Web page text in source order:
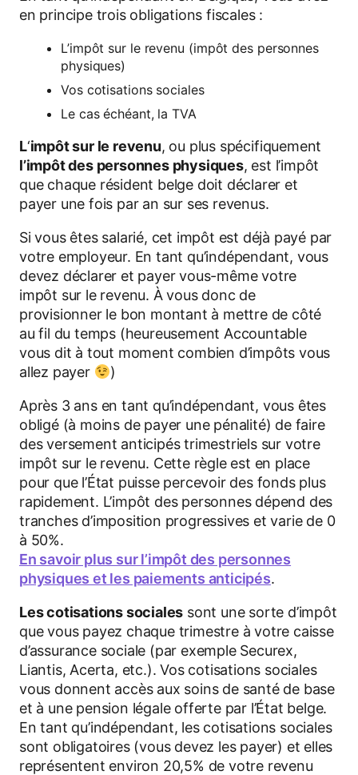
en principe trois obligations fiscales :
L’impôt sur le revenu (impôt des personnes
physiques)
Vos cotisations sociales
Le cas échéant, la TVA
L‘impôt sur le revenu, ou plus spécifiquement
l’impôt des personnes physiques, est l’impôt
que chaque résident belge doit déclarer et
payer une fois par an sur ses revenus.
Si vous êtes salarié, cet impôt est déjà payé par
votre employeur. En tant qu’indépendant, vous
devez déclarer et payer vous-même votre
impôt sur le revenu. À vous donc de
provisionner le bon montant à mettre de côté
au fil du temps (heureusement Accountable
vous dit à tout moment combien d’impôts vous
allez payer
)
Après 3 ans en tant qu’indépendant, vous êtes
obligé (à moins de payer une pénalité) de faire
des versement anticipés trimestriels sur votre
impôt sur le revenu. Cette règle est en place
pour que l’État puisse percevoir des fonds plus
rapidement. L’impôt des personnes dépend des
tranches d’imposition progressives et varie de 0
à 50%.
En savoir plus sur l’impôt des personnes
physiques et les paiements anticipés.
Les cotisations sociales sont une sorte d’impôt
que vous payez chaque trimestre à votre caisse
d’assurance sociale (par exemple Securex,
Liantis, Acerta, etc.). Vos cotisations sociales
vous donnent accès aux soins de santé de base
et à une pension légale offerte par l’État belge.
En tant qu’indépendant, les cotisations sociales
sont obligatoires (vous devez les payer) et elles
représentent environ 20,5% de votre revenu